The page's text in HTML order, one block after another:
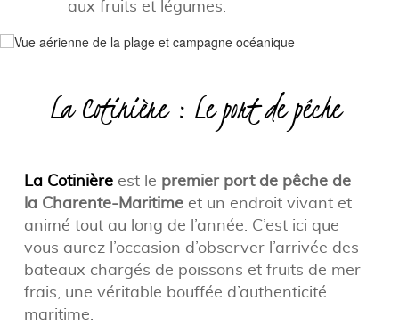
aux fruits et légumes.
La Cotinière : Le port de pêche
La Cotinièreest le premier port de pêche de
la Charente-Maritimeet un endroit vivant et
animé tout au long de l’année. C’est ici que
vous aurez l’occasion d’observer l’arrivée des
bateaux chargés de poissons et fruits de mer
frais, une véritable bouffée d’authenticité
maritime.